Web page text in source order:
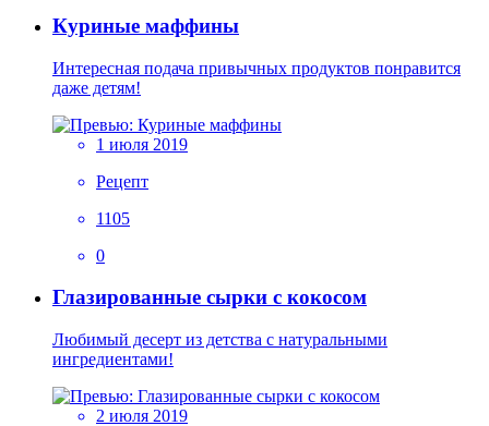
Куриные маффины
Интересная подача привычных продуктов понравится
даже детям!
1 июля 2019
Рецепт
1105
0
Глазированные сырки с кокосом
Любимый десерт из детства с натуральными
ингредиентами!
2 июля 2019